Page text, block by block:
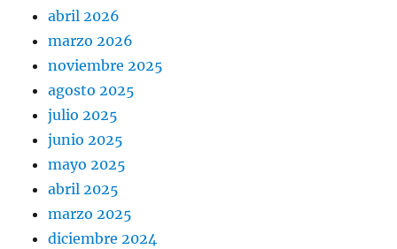
abril 2026
marzo 2026
noviembre 2025
agosto 2025
julio 2025
junio 2025
mayo 2025
abril 2025
marzo 2025
diciembre 2024